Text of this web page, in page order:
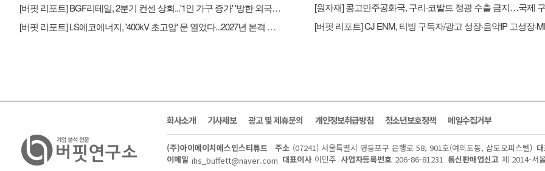
[버핏 리포트] BGF리테일, 2분기 컨센 상회...'1인 가구 증가' '방한 외국인 소비 확대' 구조적 수혜 전망 - 흥국
[버핏 리포트] LS에코에너지, '400kV 초고압' 문 열었다...2027년 본격 수혜 기대 - IBK
회사소개 기사제보 광고 및 제휴문의 개인정보취급방침 청소년보호정책 메일수집거부
(주)아이에이치에스인스티튜트 주소 (07241) 서울특별시 영등포구 은행로 58, 901호(여의도동, 삼도오피스텔)
이메일 ihs_buffett@naver.com 대표이사 이민주 사업자등록번호 206-86-81231 통신판매업신고 제 2014-서